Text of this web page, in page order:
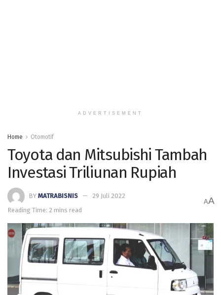
ADVERTISEMENT
Home Otomotif
Toyota dan Mitsubishi Tambah
Investasi Triliunan Rupiah
BY MATRABISNIS
29 Juli 2022
Reading Time: 2 mins read
AA